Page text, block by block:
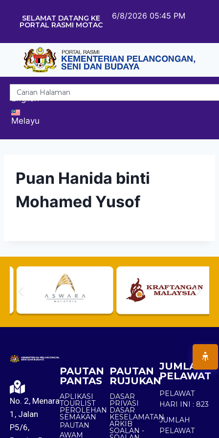
SELAMAT DATANG KE
PORTAL RASMI MOTAC
6/8/2026 05:45 PM
English
Melayu
Puan Hanida binti
Mohamed Yusof
No. 2, Menara
1, Jalan
P5/6,
PAUTAN
PANTAS
APLIKASI
TOURLIST
PEROLEHAN
SEMAKAN
PAUTAN
AWAM
PAUTAN
RUJUKAN
DASAR
PRIVASI
DASAR
KESELAMATAN
ARKIB
SOALAN -
JUMLAH
PELAWAT
PELAWAT
HARI INI : 823
JUMLAH
PELAWAT